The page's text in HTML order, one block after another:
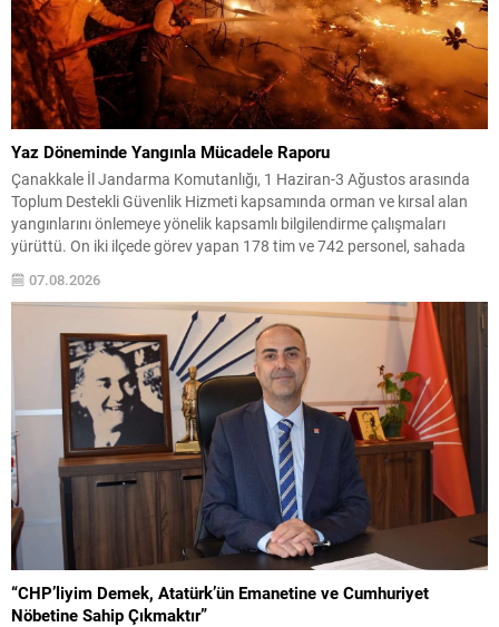
Yaz Döneminde Yangınla Mücadele Raporu
Çanakkale İl Jandarma Komutanlığı, 1 Haziran-3 Ağustos arasında
Toplum Destekli Güvenlik Hizmeti kapsamında orman ve kırsal alan
yangınlarını önlemeye yönelik kapsamlı bilgilendirme çalışmaları
yürüttü. On iki ilçede görev yapan 178 tim ve 742 personel, sahada
aktif olarak halkı bilinçlendirdi ve denetim faaliyetleri gerçekleştirdi.
Faaliyetler esnasında bin 315 biçerdöver ve balya...
07.08.2026
“CHP’liyim Demek, Atatürk’ün Emanetine ve Cumhuriyet
Nöbetine Sahip Çıkmaktır”